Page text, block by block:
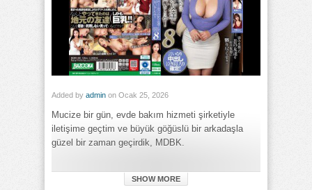
Added by admin on Ocak 25, 2026
Mucize bir gün, evde bakım hizmeti şirketiyle
iletişime geçtim ve büyük göğüslü bir arkadaşla
güzel bir zaman geçirdik, MDBK.
SHOW MORE